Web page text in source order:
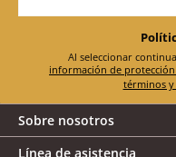
información de
términos y
Sobre nosotros
Línea de asistencia